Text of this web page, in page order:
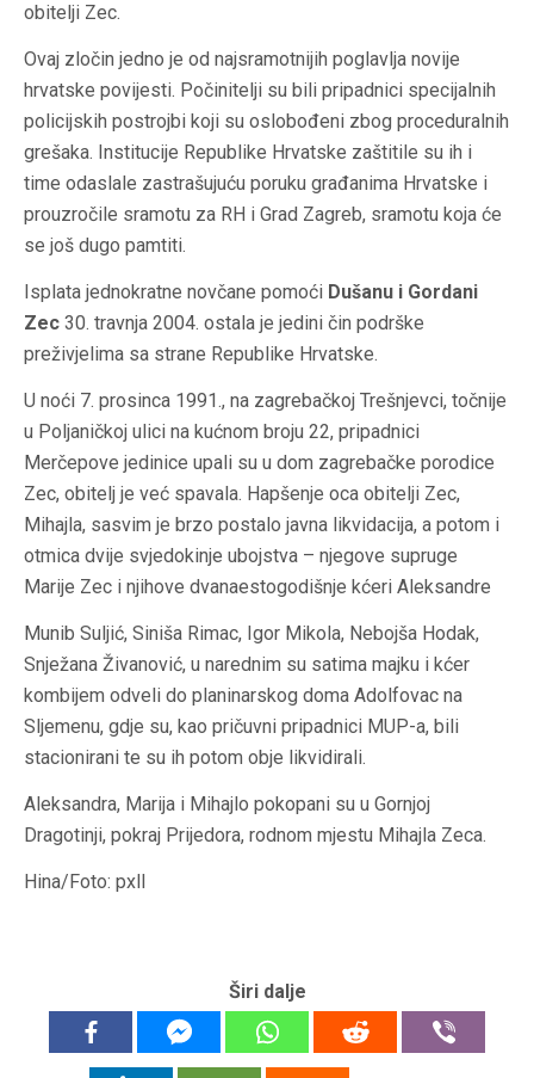
obitelji Zec.
Ovaj zločin jedno je od najsramotnijih poglavlja novije
hrvatske povijesti. Počinitelji su bili pripadnici specijalnih
policijskih postrojbi koji su oslobođeni zbog proceduralnih
grešaka. Institucije Republike Hrvatske zaštitile su ih i
time odaslale zastrašujuću poruku građanima Hrvatske i
prouzročile sramotu za RH i Grad Zagreb, sramotu koja će
se još dugo pamtiti.
Isplata jednokratne novčane pomoći Dušanu i Gordani
Zec 30. travnja 2004. ostala je jedini čin podrške
preživjelima sa strane Republike Hrvatske.
U noći 7. prosinca 1991., na zagrebačkoj Trešnjevci, točnije
u Poljaničkoj ulici na kućnom broju 22, pripadnici
Merčepove jedinice upali su u dom zagrebačke porodice
Zec, obitelj je već spavala. Hapšenje oca obitelji Zec,
Mihajla, sasvim je brzo postalo javna likvidacija, a potom i
otmica dvije svjedokinje ubojstva – njegove supruge
Marije Zec i njihove dvanaestogodišnje kćeri Aleksandre
Munib Suljić, Siniša Rimac, Igor Mikola, Nebojša Hodak,
Snježana Živanović, u narednim su satima majku i kćer
kombijem odveli do planinarskog doma Adolfovac na
Sljemenu, gdje su, kao pričuvni pripadnici MUP-a, bili
stacionirani te su ih potom obje likvidirali.
Aleksandra, Marija i Mihajlo pokopani su u Gornjoj
Dragotinji, pokraj Prijedora, rodnom mjestu Mihajla Zeca.
Hina/Foto: pxll
Širi dalje